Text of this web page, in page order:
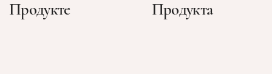
Продукте
Продукта